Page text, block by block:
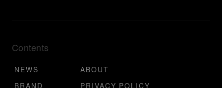
Contents
NEWS
ABOUT
BRAND
PRIVACY POLICY